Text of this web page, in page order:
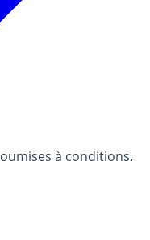
à conditions.